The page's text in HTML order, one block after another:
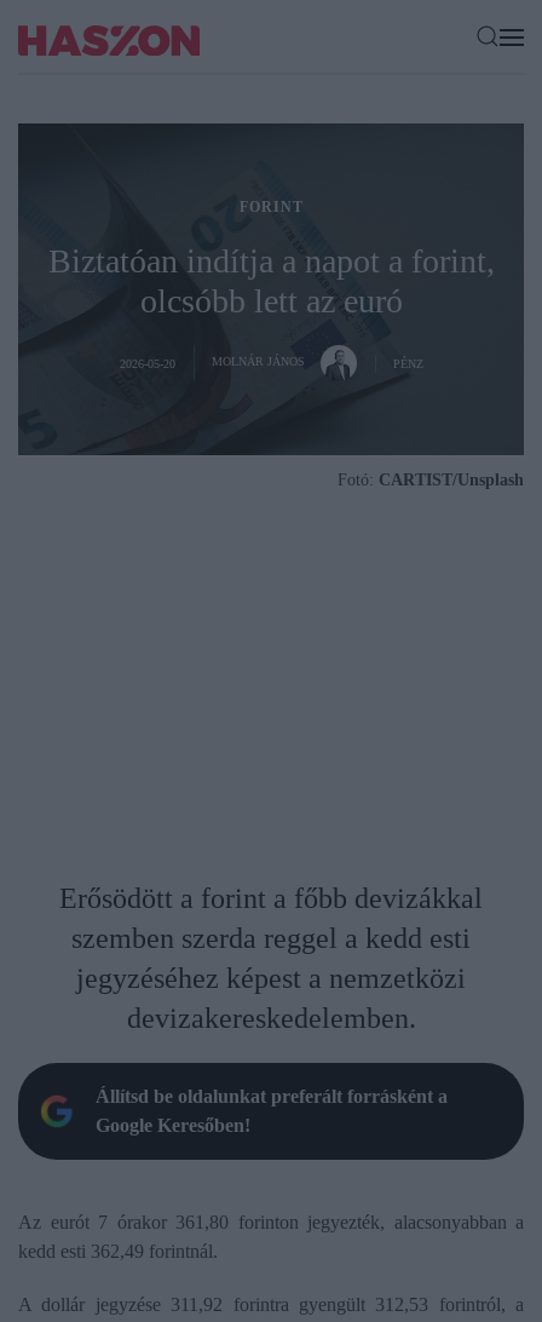
FORINT
Biztatóan indítja a napot a forint,
olcsóbb lett az euró
2026-05-20 MOLNÁR JÁNOS PÉNZ
Fotó: CARTIST/Unsplash
Erősödött a forint a főbb devizákkal
szemben szerda reggel a kedd esti
jegyzéséhez képest a nemzetközi
devizakereskedelemben.
Állítsd be oldalunkat preferált forrásként a
Google Keresőben!
Az eurót 7 órakor 361,80 forinton jegyezték, alacsonyabban a
kedd esti 362,49 forintnál.
A dollár jegyzése 311,92 forintra gyengült 312,53 forintról, a